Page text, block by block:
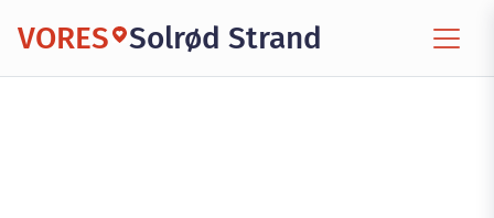
VORES Solrød Strand